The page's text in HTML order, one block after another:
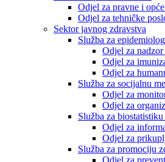
Odjel za pravne i
Odjel za tehničke
Sektor javnog zdravstva
Služba za
Odjel za
Odjel za
Odjel za
Služba za socijalnu
Odjel za
Odjel za
Služba za
Odjel za
Odjel za
Služba za promociju
Odjel za